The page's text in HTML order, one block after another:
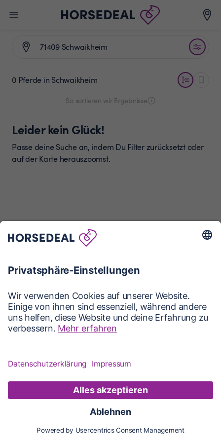
Karte Updates Konto
Karte
0 Pferde in Schwaikheim
So sortieren wir Ergebnisse
Leider kein Glück!
Passe deine Suche an, indem Du Filter zurücksetzt oder
auf der Karte herauszoomst.